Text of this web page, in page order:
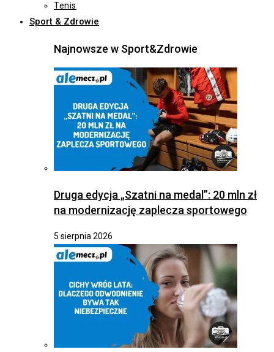
Tenis
Sport & Zdrowie
Najnowsze w Sport&Zdrowie
Druga edycja „Szatni na medal”: 20 mln zł
na modernizację zaplecza sportowego
5 sierpnia 2026